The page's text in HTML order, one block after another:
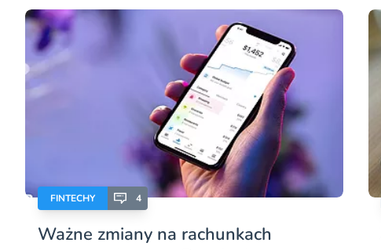
FINTECHY 4
Ważne zmiany na rachunkach